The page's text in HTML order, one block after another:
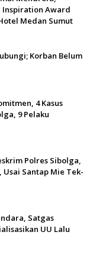
Inspiration Award
Medan Sumut
Korban Belum
4 Kasus
9 Pelaku
Polres Sibolga,
Santap Mie Tek-
Satgas
UU Lalu